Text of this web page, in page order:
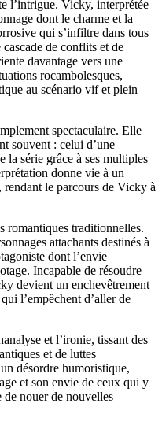
l’intrigue. Vicky, interprétée
dont le charme et la
qui s’infiltre dans tous
de conflits et de
davantage vers une
rocambolesques,
au scénario vif et plein
spectaculaire. Elle
souvent : celui d’une
la série grâce à ses multiples
donne vie à un
rendant le parcours de Vicky à
romantiques traditionnelles.
attachants destinés à
dont l’envie
Incapable de résoudre
devient un enchevêtrement
l’empêchent d’aller de
et l’ironie, tissant des
et de luttes
désordre humoristique,
et son envie de ceux qui y
de nouer de nouvelles